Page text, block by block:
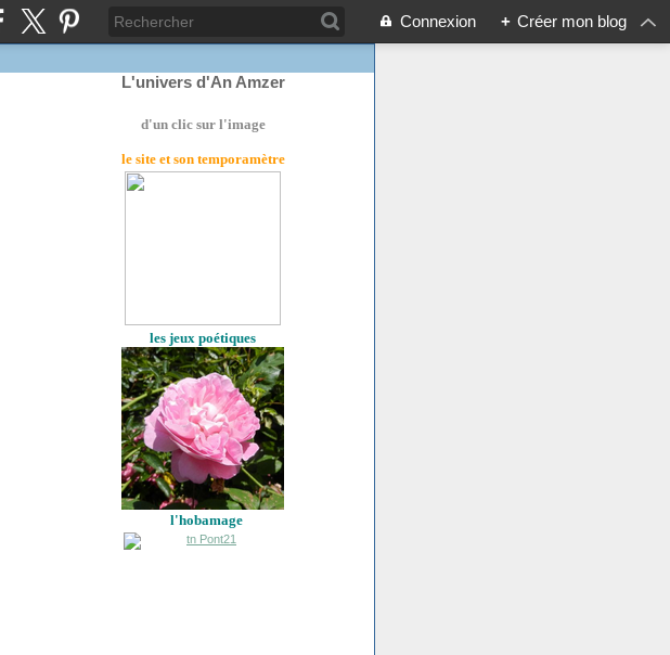
Connexion + Créer mon blog
L'univers d'An Amzer
d'un clic sur l'image
le site et son temporamètre
les jeux poétiques
l'hobamage